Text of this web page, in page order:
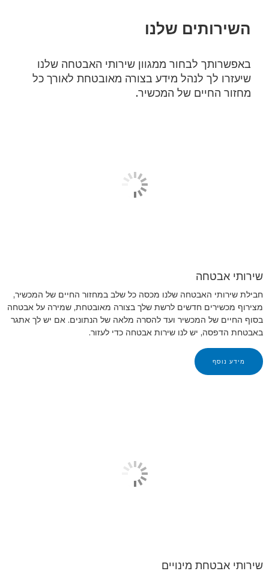
השירותים שלנו
באפשרותך לבחור ממגוון שירותי האבטחה שלנו
שיעזרו לך לנהל מידע בצורה מאובטחת לאורך כל
מחזור החיים של המכשיר.
שירותי אבטחה
חבילת שירותי האבטחה שלנו מכסה כל שלב במחזור החיים של המכשיר,
מצירוף מכשירים חדשים לרשת שלך בצורה מאובטחת, שמירה על אבטחה
בסוף החיים של המכשיר ועד להסרה מלאה של הנתונים. אם יש לך אתגר
באבטחת הדפסה, יש לנו שירות אבטחה כדי לעזור.
מידע נוסף
שירותי אבטחת מינויים